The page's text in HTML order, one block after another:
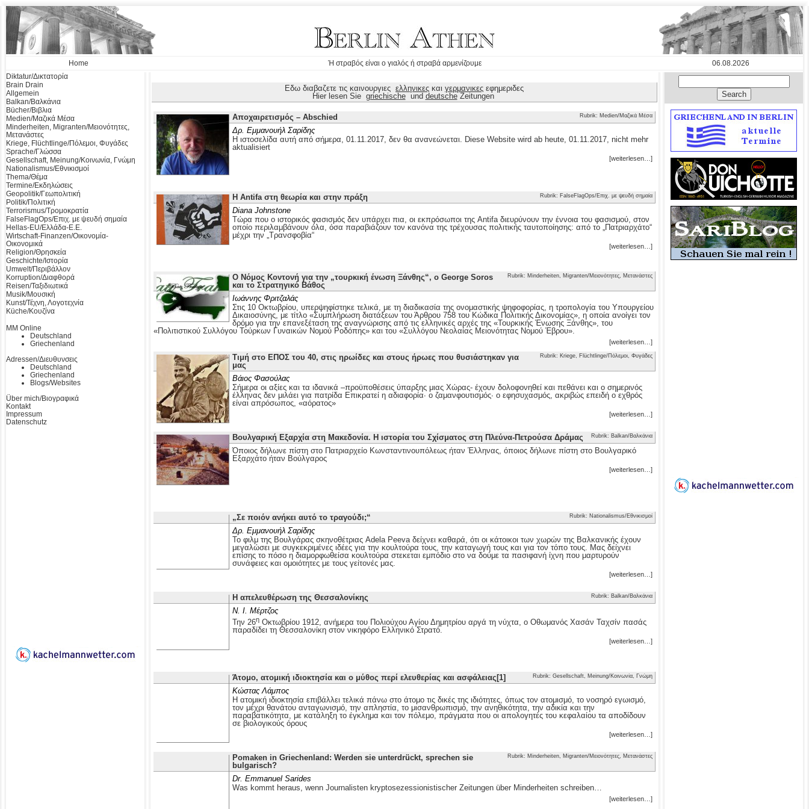
Home Ή στραβός είναι ο γιαλός ή στραβά αρμενίζουμε
06.08.2026
Diktatur/Δικτατορία
Brain Drain
Allgemein
Balkan/Βαλκάνια
Bücher/Βιβλια
Medien/Μαζικά Μέσα
Minderheiten, Migranten/Μειονότητες,
Μετανάστες
Kriege, Flüchtlinge/Πόλεμοι, Φυγάδες
Sprache/Γλώσσα
Gesellschaft, Meinung/Κοινωνία, Γνώμη
Nationalismus/Εθνικισμοί
Thema/Θέμα
Termine/Εκδηλώσεις
Geopolitik/Γεωπολιτική
Politik/Πολιτική
Terrorismus/Τρομοκρατία
FalseFlagOps/Επιχ. με ψευδή σημαία
Hellas-EU/Ελλάδα-Ε.Ε.
Wirtschaft-Finanzen/Οικονομία-
Οικονομικά
Religion/Θρησκεία
Geschichte/Ιστορία
Umwelt/Περιβάλλον
Korruption/Διαφθορά
Reisen/Ταξιδιωτικά
Musik/Μουσική
Kunst/Τέχνη, Λογοτεχνία
Küche/Κουζίνα
MM Online
Deutschland
Griechenland
Adressen/Διευθυνσεις
Deutschland
Griechenland
Blogs/Websites
Über mich/Βιογραφικά
Kontakt
Impressum
Datenschutz
Εδω διαβαζετε τις καινουργιες ελληνικες και γερμανικες εφημεριδες
Hier lesen Sie griechischeund deutscheZeitungen
Rubrik: Medien/Μαζικά Μέσα
Αποχαιρετισμός – Abschied
Δρ. Εμμανουήλ Σαρίδης
Η ιστοσελίδα αυτή από σήμερα, 01.11.2017, δεν θα ανανεώνεται. Diese Website wird ab heute, 01.11.2017, nicht mehr
aktualisiert
[weiterlesen…]
Rubrik: FalseFlagOps/Επιχ. με ψευδή σημαία
Η Antifa στη θεωρία και στην πράξη
Diana Johnstone
Τώρα που ο ιστορικός φασισμός δεν υπάρχει πια, οι εκπρόσωποι της Antifa διευρύνουν την έννοια του φασισμού, στον
οποίο περιλαμβάνουν όλα, όσα παραβιάζουν τον κανόνα της τρέχουσας πολιτικής ταυτοποίησης: από το „Πατριαρχάτο“
μέχρι την „Τρανσφοβία“
[weiterlesen…]
Rubrik: Minderheiten, Migranten/Μειονότητες, Μετανάστες
Ο Νόμος Κοντονή για την „τουρκική ένωση Ξάνθης“, ο George Soros
και το Στρατηγικό Βάθος
Ιωάννης Φριτζαλάς
Στις 10 Οκτωβρίου, υπερψηφίστηκε τελικά, με τη διαδικασία της ονομαστικής ψηφοφορίας, η τροπολογία του Υπουργείου
Δικαιοσύνης, με τίτλο «Συμπλήρωση διατάξεων του Άρθρου 758 του Κώδικα Πολιτικής Δικονομίας», η οποία ανοίγει τον
δρόμο για την επανεξέταση της αναγνώρισης από τις ελληνικές αρχές της «Τουρκικής Ένωσης Ξάνθης», του
«Πολιτιστικού Συλλόγου Τούρκων Γυναικών Νομού Ροδόπης» και του «Συλλόγου Νεολαίας Μειονότητας Νομού Έβρου».
[weiterlesen…]
Rubrik: Kriege, Flüchtlinge/Πόλεμοι, Φυγάδες
Τιμή στο ΕΠΟΣ του 40, στις ηρωίδες και στους ήρωες που θυσιάστηκαν για
μας
Βάιος Φασούλας
Σήμερα οι αξίες και τα ιδανικά –προϋποθέσεις ύπαρξης μιας Χώρας- έχουν δολοφονηθεί και πεθάνει και ο σημερινός
έλληνας δεν μιλάει για πατρίδα Επικρατεί η αδιαφορία· ο ζαμανφουτισμός· ο εφησυχασμός, ακριβώς επειδή ο εχθρός
είναι απρόσωπος, «αόρατος»
[weiterlesen…]
Rubrik: Balkan/Βαλκάνια
Βουλγαρική Εξαρχία στη Μακεδονία. Η ιστορία του Σχίσματος στη Πλεύνα-Πετρούσα Δράμας
Όποιος δήλωνε πίστη στο Πατριαρχείο Κωνσταντινουπόλεως ήταν Έλληνας, όποιος δήλωνε πίστη στο Βουλγαρικό
Εξαρχάτο ήταν Βούλγαρος
[weiterlesen…]
Rubrik: Nationalismus/Εθνικισμοί
„Σε ποιόν ανήκει αυτό το τραγούδι;“
Δρ. Εμμανουήλ Σαρίδης
Το φιλμ της Βουλγάρας σκηνοθέτριας Adela Peeva δείχνει καθαρά, ότι οι κάτοικοι των χωρών της Βαλκανικής έχουν
μεγαλώσει με συγκεκριμένες ιδέες για την κουλτούρα τους, την καταγωγή τους και για τον τόπο τους. Μας δείχνει
επίσης το πόσο η διαμορφωθείσα κουλτούρα στεκεται εμπόδιο στο να δούμε τα πασιφανή ίχνη που μαρτυρούν
συνάφειες και ομοιότητες με τους γείτονές μας.
[weiterlesen…]
Rubrik: Balkan/Βαλκάνια
Η απελευθέρωση της Θεσσαλονίκης
Ν. Ι. Μέρτζος
Την 26η Οκτωβρίου 1912, ανήμερα του Πολιούχου Αγίου Δημητρίου αργά τη νύχτα, ο Οθωμανός Χασάν Ταχσίν πασάς
παραδίδει τη Θεσσαλονίκη στον νικηφόρο Ελληνικό Στρατό.
[weiterlesen…]
Rubrik: Gesellschaft, Meinung/Κοινωνία, Γνώμη
Άτομο, ατομική ιδιοκτησία και ο μύθος περί ελευθερίας και ασφάλειας[1]
Κώστας Λάμπος
Η ατομική ιδιοκτησία επιβάλλει τελικά πάνω στο άτομο τις δικές της ιδιότητες, όπως τον ατομισμό, το νοσηρό εγωισμό,
τον μέχρι θανάτου ανταγωνισμό, την απληστία, το μισανθρωπισμό, την ανηθικότητα, την αδικία και την
παραβατικότητα, με κατάληξη το έγκλημα και τον πόλεμο, πράγματα που οι απολογητές του κεφαλαίου τα αποδίδουν
σε βιολογικούς όρους
[weiterlesen…]
Rubrik: Minderheiten, Migranten/Μειονότητες, Μετανάστες
Pomaken in Griechenland: Werden sie unterdrückt, sprechen sie
bulgarisch?
Dr. Emmanuel Sarides
Was kommt heraus, wenn Journalisten kryptosezessionistischer Zeitungen über Minderheiten schreiben…
[weiterlesen…]